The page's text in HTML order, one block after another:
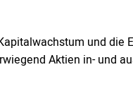
und die
Aktien in- und